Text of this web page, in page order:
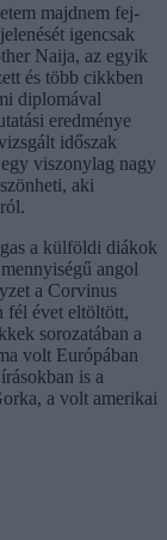
majdnem fej-
igencsak
Naija, az egyik
és több cikkben
diplomával
eredménye
időszak
viszonylag nagy
aki
a külföldi diákok
angol
a Corvinus
fél évet eltöltött,
sorozatában a
volt Európában
is a
a volt amerikai